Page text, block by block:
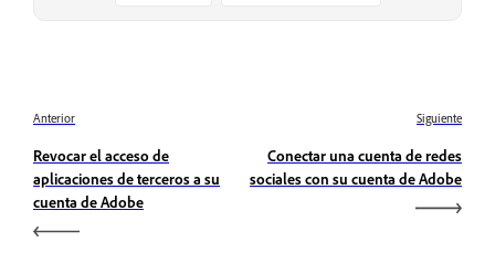
Anterior
Revocar el acceso de
aplicaciones de terceros a su
cuenta de Adobe
Siguiente
Conectar una cuenta de redes
sociales con su cuenta de Adobe